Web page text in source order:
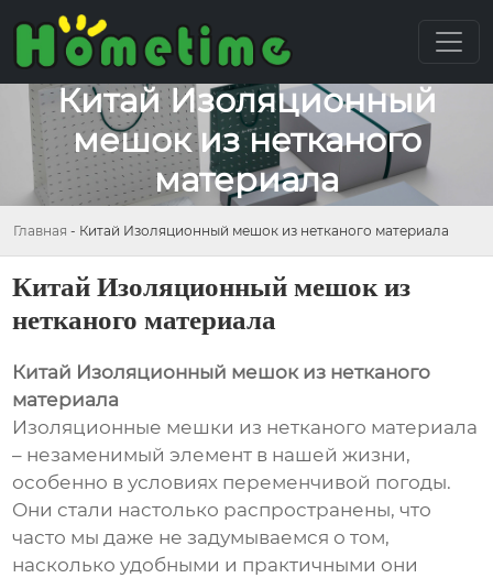
Китай Изоляционный
мешок из нетканого
материала
Главная - Китай Изоляционный мешок из нетканого материала
Китай Изоляционный мешок из
нетканого материала
Китай Изоляционный мешок из нетканого
материала
Изоляционные мешки из нетканого материала
– незаменимый элемент в нашей жизни,
особенно в условиях переменчивой погоды.
Они стали настолько распространены, что
часто мы даже не задумываемся о том,
насколько удобными и практичными они